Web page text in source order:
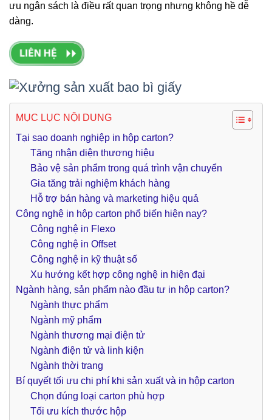
ưu ngân sách là điều rất quan trọng nhưng không hề dễ
dàng.
MỤC LỤC NỘI DUNG
Tại sao doanh nghiệp in hộp carton?
Tăng nhận diện thương hiệu
Bảo vệ sản phẩm trong quá trình vận chuyển
Gia tăng trải nghiệm khách hàng
Hỗ trợ bán hàng và marketing hiệu quả
Công nghệ in hộp carton phổ biến hiện nay?
Công nghệ in Flexo
Công nghệ in Offset
Công nghệ in kỹ thuật số
Xu hướng kết hợp công nghệ in hiện đại
Ngành hàng, sản phẩm nào đầu tư in hộp carton?
Ngành thực phẩm
Ngành mỹ phẩm
Ngành thương mại điện tử
Ngành điện tử và linh kiện
Ngành thời trang
Bí quyết tối ưu chi phí khi sản xuất và in hộp carton
Chọn đúng loại carton phù hợp
Tối ưu kích thước hộp